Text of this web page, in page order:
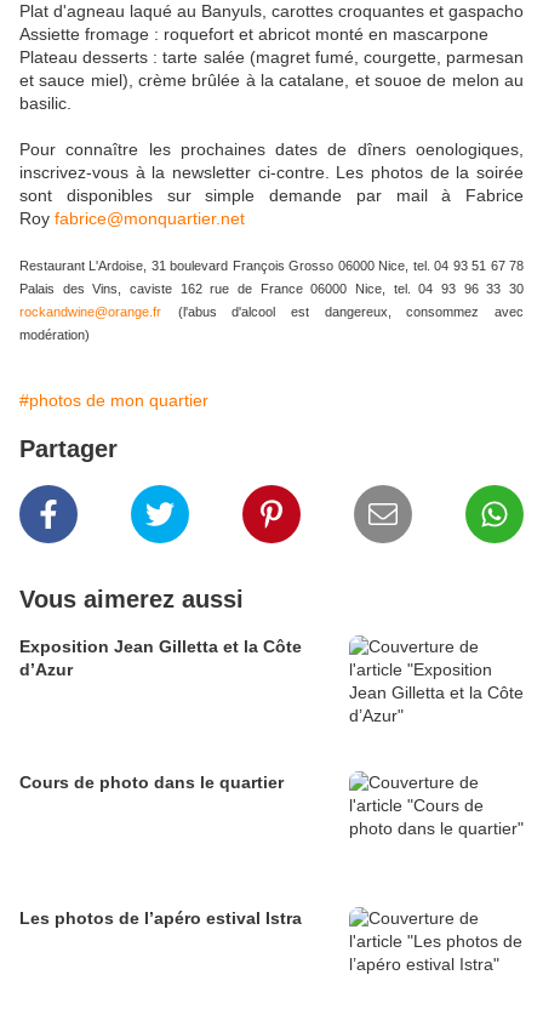
Plat d'agneau laqué au Banyuls, carottes croquantes et gaspacho
Assiette fromage : roquefort et abricot monté en mascarpone
Plateau desserts : tarte salée (magret fumé, courgette, parmesan
et sauce miel), crème brûlée à la catalane, et souoe de melon au
basilic.
Pour connaître les prochaines dates de dîners oenologiques,
inscrivez-vous à la newsletter ci-contre. Les photos de la soirée
sont disponibles sur simple demande par mail à Fabrice
Roy fabrice@monquartier.net
Restaurant L'Ardoise, 31 boulevard François Grosso 06000 Nice, tel. 04 93 51 67 78
Palais des Vins, caviste 162 rue de France 06000 Nice, tel. 04 93 96 33 30
rockandwine@orange.fr
(l'abus d'alcool est dangereux, consommez avec
modération)
#photos de mon quartier
Partager
Vous aimerez aussi
Exposition Jean Gilletta et la Côte
d’Azur
Cours de photo dans le quartier
Les photos de l’apéro estival Istra